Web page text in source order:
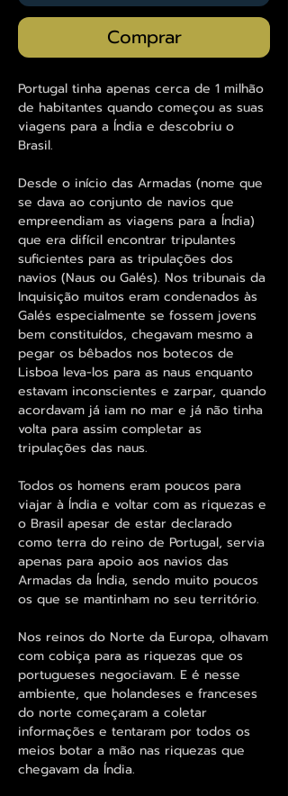
Comprar
Portugal tinha apenas cerca de 1 milhão
de habitantes quando começou as suas
viagens para a Índia e descobriu o
Brasil.
Desde o início das Armadas (nome que
se dava ao conjunto de navios que
empreendiam as viagens para a Índia)
que era difícil encontrar tripulantes
suficientes para as tripulações dos
navios (Naus ou Galés). Nos tribunais da
Inquisição muitos eram condenados às
Galés especialmente se fossem jovens
bem constituídos, chegavam mesmo a
pegar os bêbados nos botecos de
Lisboa leva-los para as naus enquanto
estavam inconscientes e zarpar, quando
acordavam já iam no mar e já não tinha
volta para assim completar as
tripulações das naus.
Todos os homens eram poucos para
viajar à Índia e voltar com as riquezas e
o Brasil apesar de estar declarado
como terra do reino de Portugal, servia
apenas para apoio aos navios das
Armadas da Índia, sendo muito poucos
os que se mantinham no seu território.
Nos reinos do Norte da Europa, olhavam
com cobiça para as riquezas que os
portugueses negociavam. E é nesse
ambiente, que holandeses e franceses
do norte começaram a coletar
informações e tentaram por todos os
meios botar a mão nas riquezas que
chegavam da Índia.